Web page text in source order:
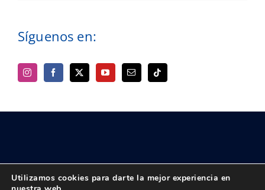
Síguenos en:
Utilizamos cookies para darte la mejor experiencia en